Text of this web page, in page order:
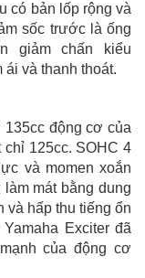
có bản lốp rộng và
sốc trước là ống
giảm chấn kiểu
ái và thanh thoát.
động cơ của
chỉ 125cc. SOHC 4
và momen xoắn
mát bằng dung
và hấp thu tiếng ổn
Exciter đã
của động cơ